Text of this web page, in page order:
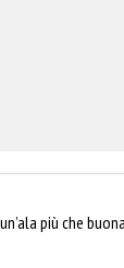
più che